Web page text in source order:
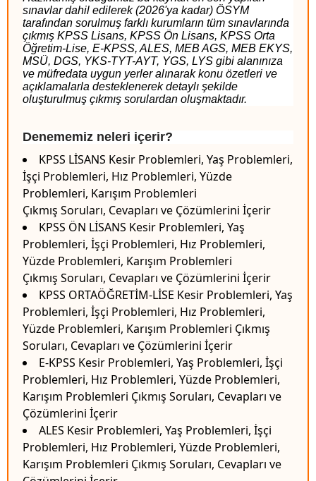
sınavlar dahil edilerek (2026'ya kadar) ÖSYM
tarafından sorulmuş farklı kurumların tüm sınavlarında
çıkmış KPSS Lisans, KPSS Ön Lisans, KPSS Orta
Öğretim-Lise, E-KPSS, ALES, MEB AGS, MEB EKYS,
MSÜ, DGS, YKS-TYT-AYT, YGS, LYS gibi alanınıza
ve müfredata uygun yerler alınarak konu özetleri ve
açıklamalarla desteklenerek detaylı şekilde
oluşturulmuş çıkmış sorulardan oluşmaktadır.
Denememiz neleri içerir?
KPSS LİSANS Kesir Problemleri, Yaş Problemleri,
İşçi Problemleri, Hız Problemleri, Yüzde
Problemleri, Karışım Problemleri
Çıkmış Soruları, Cevapları ve Çözümlerini İçerir
KPSS ÖN LİSANS Kesir Problemleri, Yaş
Problemleri, İşçi Problemleri, Hız Problemleri,
Yüzde Problemleri, Karışım Problemleri
Çıkmış Soruları, Cevapları ve Çözümlerini İçerir
KPSS ORTAÖĞRETİM-LİSE Kesir Problemleri, Yaş
Problemleri, İşçi Problemleri, Hız Problemleri,
Yüzde Problemleri, Karışım Problemleri Çıkmış
Soruları, Cevapları ve Çözümlerini İçerir
E-KPSS Kesir Problemleri, Yaş Problemleri, İşçi
Problemleri, Hız Problemleri, Yüzde Problemleri,
Karışım Problemleri Çıkmış Soruları, Cevapları ve
Çözümlerini İçerir
ALES Kesir Problemleri, Yaş Problemleri, İşçi
Problemleri, Hız Problemleri, Yüzde Problemleri,
Karışım Problemleri Çıkmış Soruları, Cevapları ve